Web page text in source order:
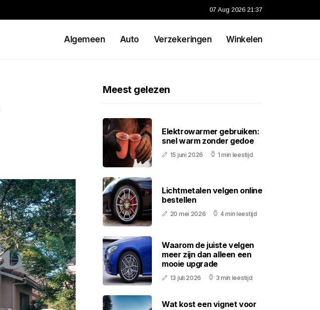
07 Aug 2026 21:37
Algemeen Auto Verzekeringen Winkelen
Meest gelezen
Elektrowarmer gebruiken:
snel warm zonder gedoe
15 juni 2026 1 min leestijd
Lichtmetalen velgen online
bestellen
20 mei 2026 4 min leestijd
Waarom de juiste velgen
meer zijn dan alleen een
mooie upgrade
13 juli 2026 3 min leestijd
Wat kost een vignet voor